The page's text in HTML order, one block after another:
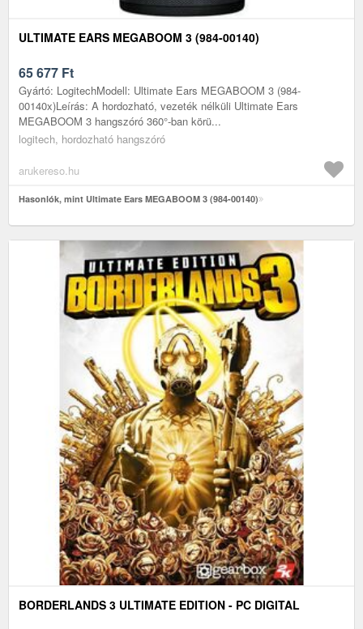
ULTIMATE EARS MEGABOOM 3 (984-00140)
65 677 Ft
Gyártó: LogitechModell: Ultimate Ears MEGABOOM 3 (984-
00140x)Leírás: A hordozható, vezeték nélküli Ultimate Ears
MEGABOOM 3 hangszóró 360°-ban körü...
logitech, hordozható hangszóró
arukereso.hu
Hasonlók, mint Ultimate Ears MEGABOOM 3 (984-00140)
BORDERLANDS 3 ULTIMATE EDITION - PC DIGITAL